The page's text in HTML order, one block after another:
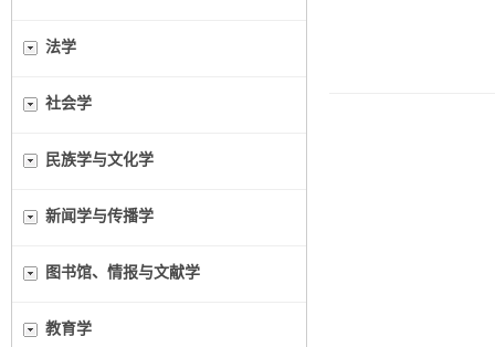
法学
社会学
民族学与文化学
新闻学与传播学
图书馆、情报与文献学
教育学